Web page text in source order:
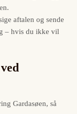
aftalen og sende
– hvis du ikke vil
Gardasøen, så